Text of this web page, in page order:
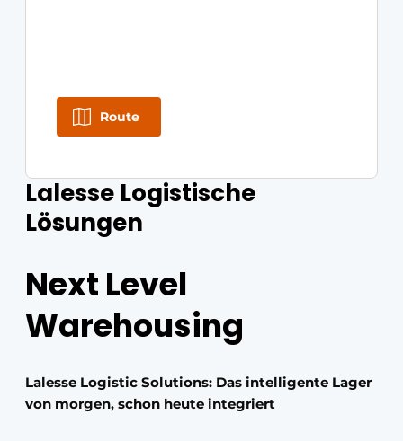
Lalesse Logistische
Lösungen
Next Level
Warehousing
Lalesse Logistic Solutions: Das intelligente Lager
von morgen, schon heute integriert
Route